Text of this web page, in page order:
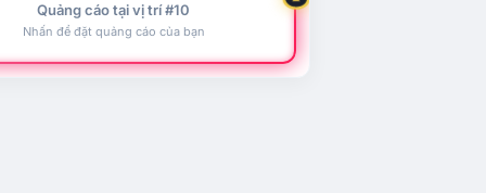
Quảng cáo tại vị trí #10
Nhấn để đặt quảng cáo của bạn